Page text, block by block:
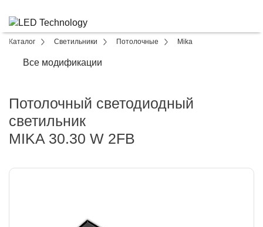
Каталог Светильники Потолочные Mika
Все модификации
Потолочный светодиодный
светильник
MIKA 30.30 W 2FB